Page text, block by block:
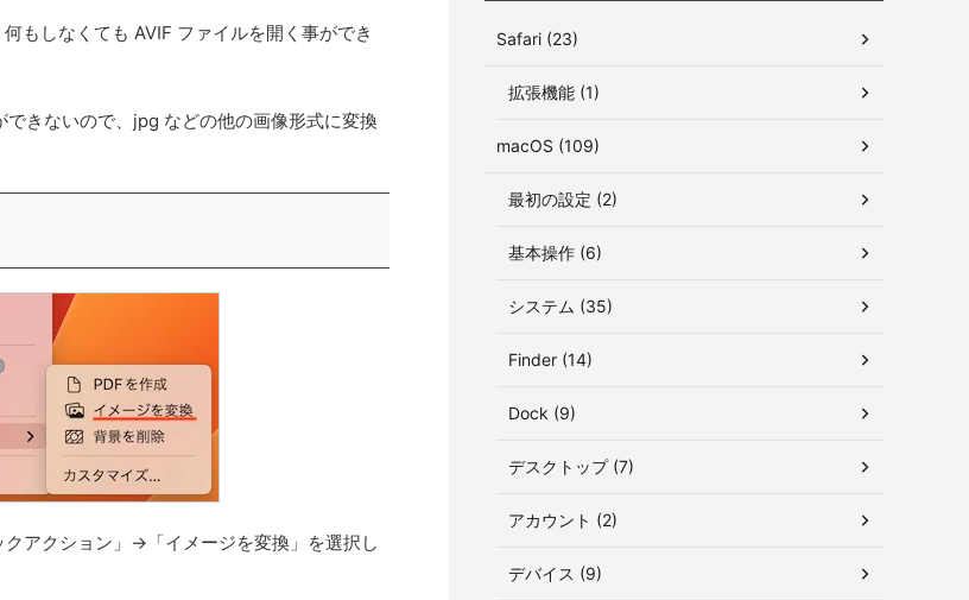
もしなくても AVIF ファイルを開く事ができ
きないので、jpg などの他の画像形式に変換
アクション」→「イメージを変換」を選択し
Safari (23)
拡張機能 (1)
macOS (109)
最初の設定 (2)
基本操作 (6)
システム (35)
Finder (14)
Dock (9)
デスクトップ (7)
アカウント (2)
デバイス (9)